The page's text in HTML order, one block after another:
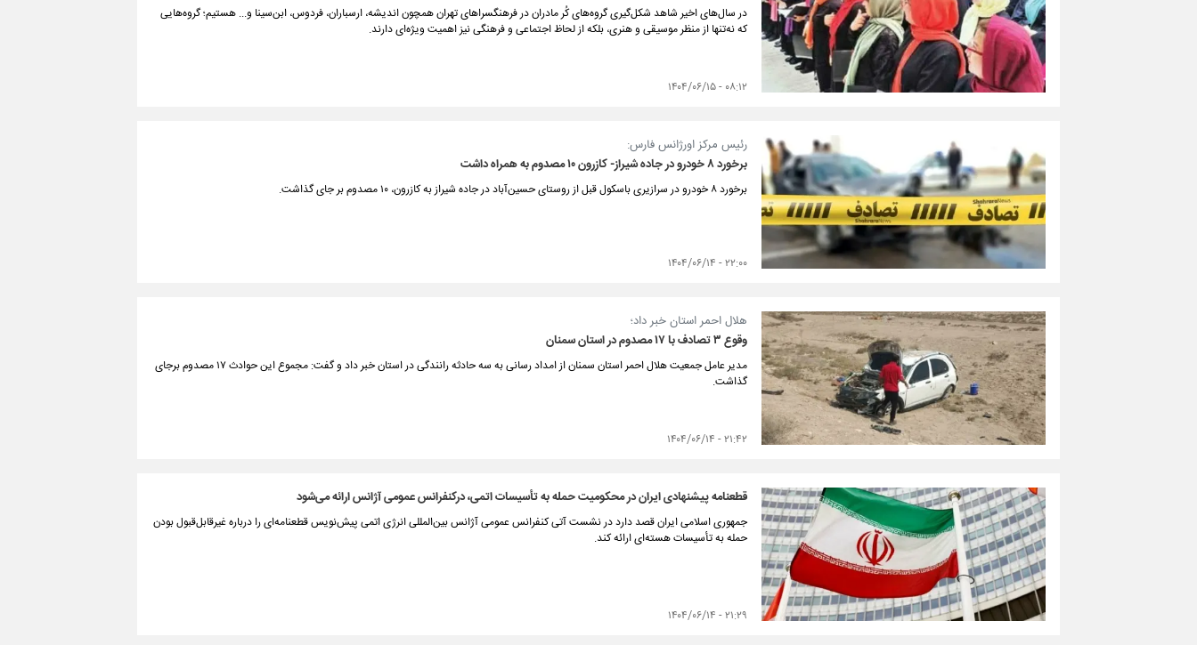
در سال‌های اخیر شاهد شکل‌گیری گروه‌های کُر مادران در فرهنگسراهای تهران همچون اندیشه، ارسباران، فردوس، ابن‌سینا و... هستیم؛ گروه‌هایی
که نه‌تنها از منظر موسیقی و هنری، بلکه از لحاظ اجتماعی و فرهنگی نیز اهمیت ویژه‌ای دارند.
۰۸:۱۲ - ۱۴۰۴/۰۶/۱۵
رئیس مرکز اورژانس فارس:
برخورد ۸ خودرو در جاده شیراز- کازرون ۱۰ مصدوم به همراه داشت
برخورد ۸ خودرو در سرازیری باسکول قبل از روستای حسین‌آباد در جاده شیراز به کازرون، ۱۰ مصدوم بر جای گذاشت.
۲۲:۰۰ - ۱۴۰۴/۰۶/۱۴
هلال احمر استان خبر داد؛
وقوع ۳ تصادف با ۱۷ مصدوم در استان سمنان
مدیر عامل جمعیت هلال احمر استان سمنان از امداد رسانی به سه حادثه رانندگی در استان خبر داد و گفت: مجموع این حوادث ۱۷ مصدوم برجای
گذاشت.
۲۱:۴۲ - ۱۴۰۴/۰۶/۱۴
قطعنامه پیشنهادی ایران در محکومیت حمله به تأسیسات اتمی، درکنفرانس عمومی آژانس ارائه می‌شود
جمهوری اسلامی ایران قصد دارد در نشست آتی کنفرانس عمومی آژانس بین‌المللی انرژی اتمی پیش‌نویس قطعنامه‌ای را درباره غیرقابل‌قبول بودن
حمله به تأسیسات هسته‌ای ارائه کند.
۲۱:۲۹ - ۱۴۰۴/۰۶/۱۴